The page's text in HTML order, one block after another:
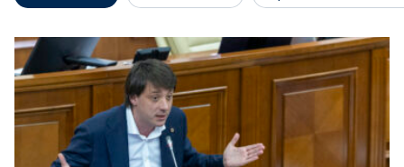
МОЯ НОВОСТЬ
Заголовок новости
+ Добавить
заголовок
+ Загрузить